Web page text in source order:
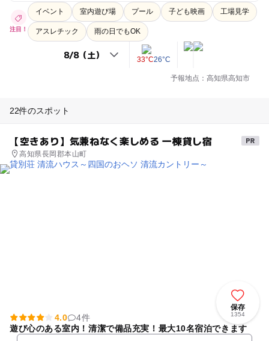
注目！
イベント 室内遊び場 プール 子ども映画 工場見学
アスレチック 雨の日でもOK
33°C26°C
予報地点：高知県高知市
22件のスポット
【空きあり】気兼ねなく楽しめる 一棟貸し宿
高知県長岡郡本山町
保存
1354
4.0
4件
遊び心のある室内！清潔で備品充実！最大10名宿泊できます